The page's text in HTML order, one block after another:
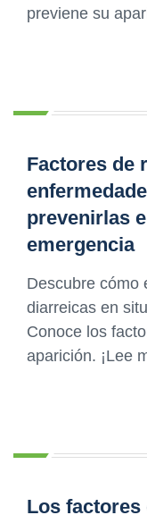
previene su
Factores de
prevenirlas
emergencia
Descubre cómo
diarreicas en
Conoce los
aparición. ¡Lee
Los factores